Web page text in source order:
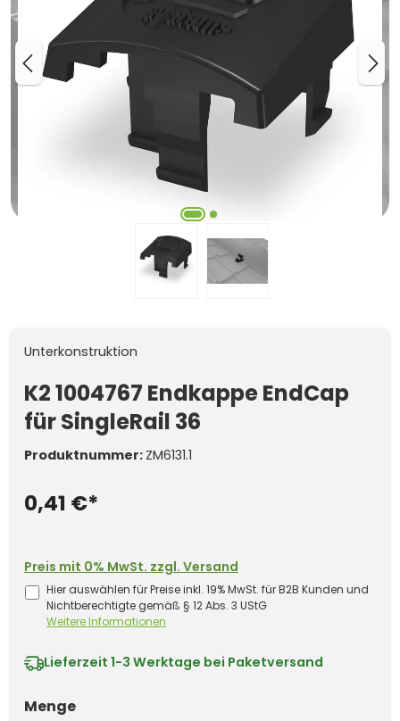
Unterkonstruktion
K2 1004767 Endkappe EndCap
für SingleRail 36
Produktnummer: ZM6131.1
0,41 €*
Preis mit 0% MwSt. zzgl. Versand
Hier auswählen für Preise inkl. 19% MwSt. für B2B Kunden und
Nichtberechtigte gemäß § 12 Abs. 3 UStG
Weitere Informationen
Lieferzeit 1-3 Werktage bei Paketversand
Mengeauswählen